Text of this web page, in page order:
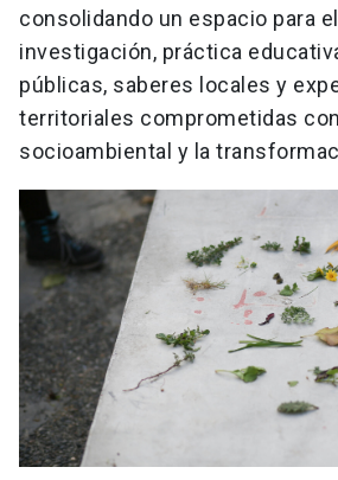
consolidando un espacio para
investigación, práctica
públicas, saberes locales y
territoriales comprometidas
socioambiental y la